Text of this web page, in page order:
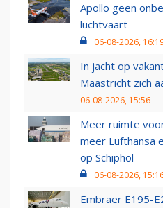
Apollo geen
luchtvaart
06-08-2026,
In jacht op
Maastricht zich
06-08-2026, 15:56
Meer ruimte
meer Lufthansa
op Schiphol
06-08-2026,
Embraer E195-